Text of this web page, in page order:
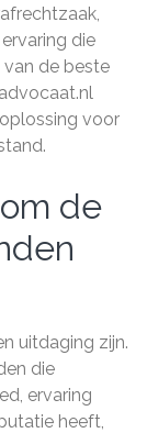
die
van de beste
voor
de
uitdaging zijn.
die
ervaring
heeft,